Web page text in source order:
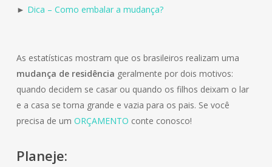
► Dica – Como embalar a mudança?
As estatísticas mostram que os brasileiros realizam uma
mudança de residência geralmente por dois motivos:
quando decidem se casar ou quando os filhos deixam o lar
e a casa se torna grande e vazia para os pais. Se você
precisa de um ORÇAMENTO conte conosco!
Planeje: